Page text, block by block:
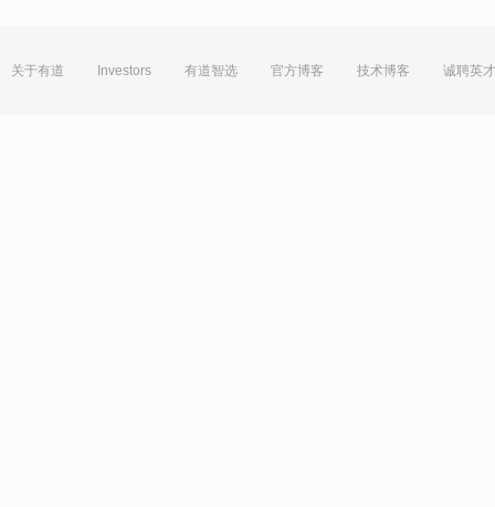
关于有道 Investors 有道智选 官方博客 技术博客 诚聘英才